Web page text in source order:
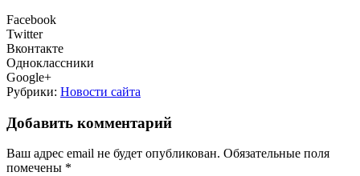
Facebook
Twitter
Вконтакте
Одноклассники
Google+
Рубрики: Новости сайта
Добавить комментарий
Ваш адрес email не будет опубликован. Обязательные поля
помечены *